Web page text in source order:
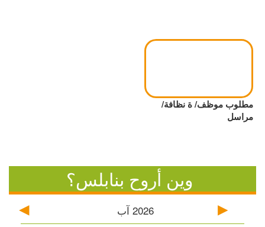
مطلوب موظف/ ة نظافة/
مراسل
وين أروح بنابلس؟
2026 آب